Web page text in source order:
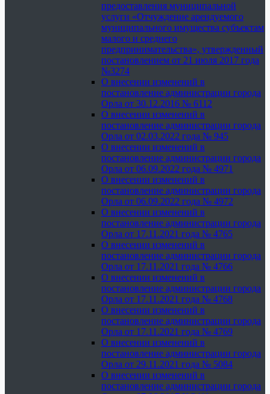
предоставления муниципальной
услуги «Отчуждение арендуемого
муниципального имущества субъектам
малого и среднего
предпринимательства», утвержденный
постановлением от 21 июля 2017 года
№3274
О внесении изменений в
постановление администрации города
Орла от 30.12.2016 № 6112
О внесении изменений в
постановление администрации города
Орла от 02.03.2022 года № 945
О внесении изменений в
постановление администрации города
Орла от 06.09.2022 года № 4971
О внесении изменений в
постановление администрации города
Орла от 06.09.2022 года № 4972
О внесении изменений в
постановление администрации города
Орла от 17.11.2021 года № 4765
О внесении изменений в
постановление администрации города
Орла от 17.11.2021 года № 4766
О внесении изменений в
постановление администрации города
Орла от 17.11.2021 года № 4768
О внесении изменений в
постановление администрации города
Орла от 17.11.2021 года № 4769
О внесении изменений в
постановление администрации города
Орла от 29.11.2021 года № 5084
О внесении изменений в
постановление администрации города